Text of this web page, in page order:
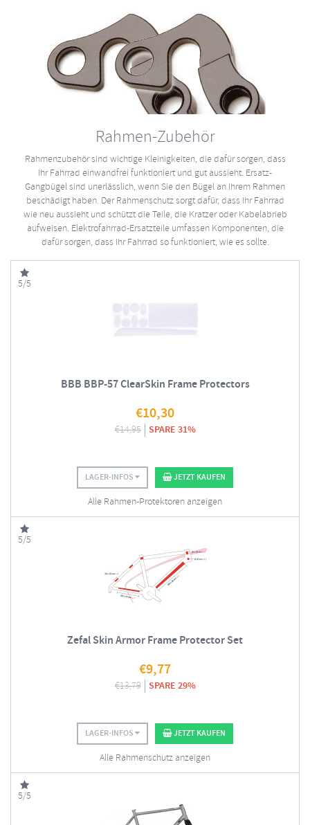
Rahmen-Zubehör
Rahmenzubehör sind wichtige Kleinigkeiten, die dafür sorgen, dass
Ihr Fahrrad einwandfrei funktioniert und gut aussieht. Ersatz-
Gangbügel sind unerlässlich, wenn Sie den Bügel an Ihrem Rahmen
beschädigt haben. Der Rahmenschutz sorgt dafür, dass Ihr Fahrrad
wie neu aussieht und schützt die Teile, die Kratzer oder Kabelabrieb
aufweisen. Elektrofahrrad-Ersatzteile umfassen Komponenten, die
dafür sorgen, dass Ihr Fahrrad so funktioniert, wie es sollte.
5/5
BBB BBP-57 ClearSkin Frame Protectors
€10,30
€14,95 SPARE 31%
LAGER-INFOS JETZT KAUFEN
Alle Rahmen-Protektoren anzeigen
5/5
Zefal Skin Armor Frame Protector Set
€9,77
€13,79 SPARE 29%
LAGER-INFOS JETZT KAUFEN
Alle Rahmenschutz anzeigen
5/5